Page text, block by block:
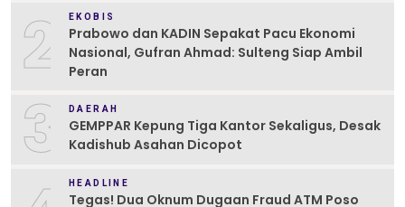
2 EKOBIS
Prabowo dan KADIN Sepakat Pacu Ekonomi
Nasional, Gufran Ahmad: Sulteng Siap Ambil
Peran
3 DAERAH
GEMPPAR Kepung Tiga Kantor Sekaligus, Desak
Kadishub Asahan Dicopot
HEADLINE
Tegas! Dua Oknum Dugaan Fraud ATM Poso